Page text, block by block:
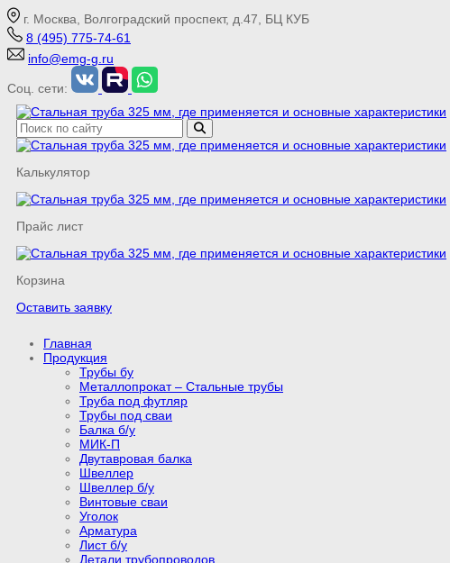
г. Москва, Волгоградский проспект, д.47, БЦ КУБ
8 (495) 775-74-61
info@emg-g.ru
Соц. сети:
Калькулятор
Прайс лист
Корзина
Оставить заявку
Главная
Продукция
Трубы бу
Металлопрокат – Стальные трубы
Труба под футляр
Трубы под сваи
Балка б/у
МИК-П
Двутавровая балка
Швеллер
Швеллер б/у
Винтовые сваи
Уголок
Арматура
Лист б/у
Детали трубопроводов